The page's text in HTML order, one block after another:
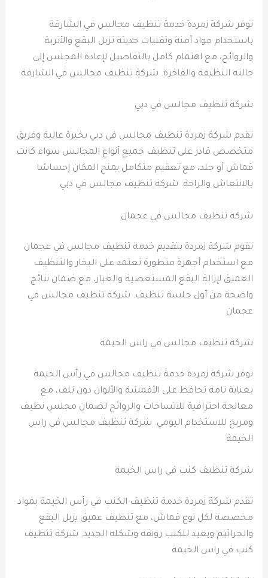
توفر شركة زمردة خدمة تنظيف مجالس في الشارقة
باستخدام مواد آمنة وتقنيات حديثة تزيل البقع والأتربة
والروائح، مع اهتمام كامل بالتفاصيل لإعادة المجلس إلى
حالته النظيفة والفاخرة. شركة تنظيف مجالس في الشارقة
شركة تنظيف مجالس في دبي
تقدم شركة زمردة تنظيف مجالس في دبي بخبرة عالية وفريق
متخصص قادر على تنظيف جميع أنواع المجالس سواء كانت
قماش أو جلد، مع تعقيم متكامل يمنح المكان إحساسًا
بالانتعاش والراحة. شركة تنظيف مجالس في دبي
شركة تنظيف مجالس في عجمان
تقوم شركة زمردة بتقديم خدمة تنظيف مجالس في عجمان
مع استخدام أجهزة متطورة تعتمد على البخار والتنظيف
العميق لإزالة البقع المستعصية والغبار، مع ضمان نتائج
واضحة من أول جلسة تنظيف. شركة تنظيف مجالس في
عجمان
شركة تنظيف مجالس في راس الخيمة
توفر شركة زمردة خدمة تنظيف مجالس في رأس الخيمة
بعناية تامة تحافظ على الأقمشة والألوان دون تلف، مع
معالجة احترافية للاتساخات والروائح لضمان مجلس نظيف
ومريح للاستخدام اليومي. شركة تنظيف مجالس في راس
الخيمة
شركة تنظيف كنب في راس الخيمة
تقدم شركة زمردة خدمة تنظيف الكنب في رأس الخيمة بمواد
مخصصة لكل نوع قماش، مع تنظيف عميق يزيل البقع
والجراثيم ويعيد للكنب رونقه وشكله الجديد. شركة تنظيف
كنب في راس الخيمة